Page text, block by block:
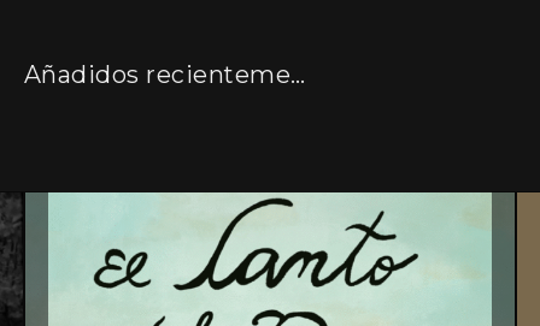
Añadidos recientemente